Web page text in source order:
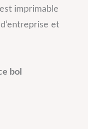
est imprimable
et
bol